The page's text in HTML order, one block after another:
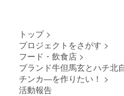
トップ >
プロジェクトをさがす >
フード・飲食店 >
ブランド牛但馬玄とハチ北
チンカ―を作りたい！ >
活動報告